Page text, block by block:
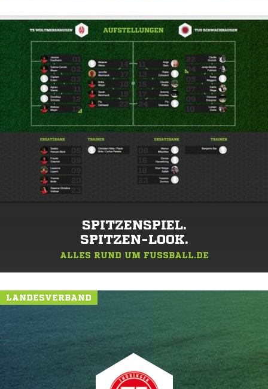
SPITZENSPIEL.
SPITZEN-LOOK.
ALLES RUND UM FUSSBALL.DE
LANDESVERBAND